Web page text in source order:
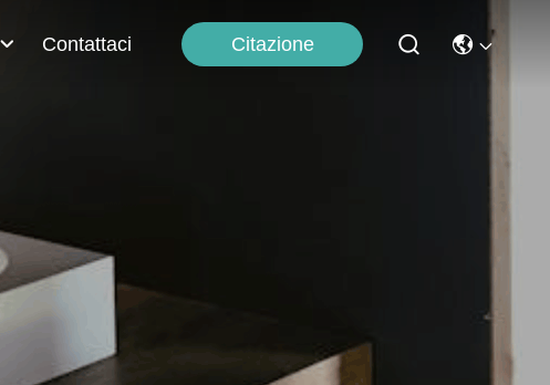
Contattaci Citazione